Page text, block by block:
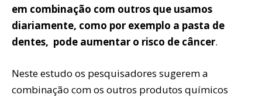
em combinação com outros que usamos
diariamente, como por exemplo a pasta de
dentes, pode aumentar o risco de câncer.
Neste estudo os pesquisadores sugerem a
combinação com os outros produtos químicos